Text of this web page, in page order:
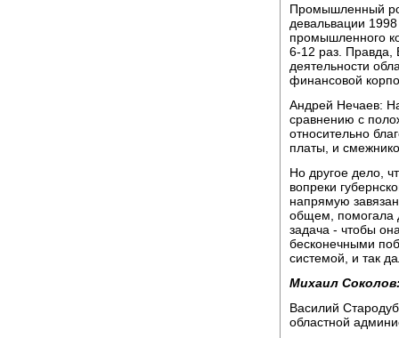
Промышленный
девальвации
промышленного
6-12 раз. Правда,
деятельности
финансовой
Андрей Нечаев:
сравнению с
относительно
платы, и
Но другое дело,
вопреки
напрямую
общем, помогала
задача - чтобы
бесконечными
системой, и так
Михаил
Василий
областной